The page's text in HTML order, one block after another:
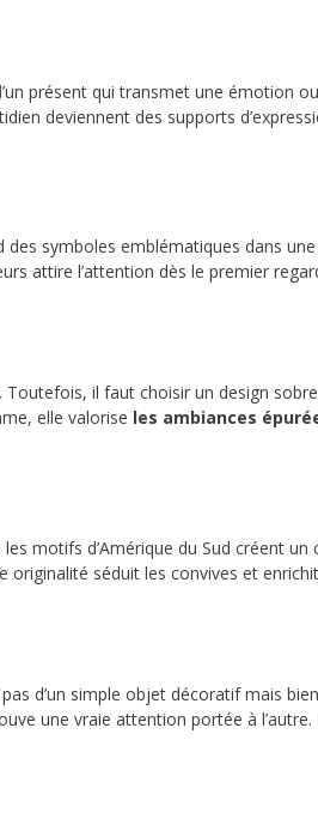
présent qui transmet une émotion
deviennent des supports
symboles emblématiques dans
attire l’attention dès le premier
il faut choisir un design
elle valorise les ambiances
motifs d’Amérique du Sud créent
originalité séduit les convives et
d’un simple objet décoratif mais
une vraie attention portée à l’autre.